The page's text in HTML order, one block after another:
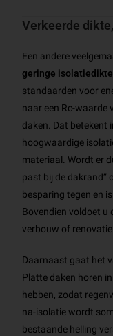
Verkeerde
Een andere
geringe isolatiedikte
standaarden voor
naar een Rc-waarde
daken. Dat betekent
hoogwaardige
materiaal. Wordt er
past bij de dakrand”
besparing tegen en
Bovendien voldoet u
verbouw of renovatie.
Daarnaast gaat het
Platte daken horen
hebben, zodat
na-isolatie wordt
bestaande helling